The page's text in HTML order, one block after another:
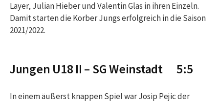
Layer, Julian Hieber und Valentin Glas in ihren Einzeln.
Damit starten die Korber Jungs erfolgreich in die Saison
2021/2022.
Jungen U18 II – SG Weinstadt 5:5
In einem äußerst knappen Spiel war Josip Pejic der